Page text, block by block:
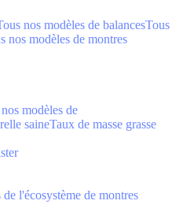
nos modèles de balancesTous
nos modèles de montres
modèles de
saineTaux de masse grasse
l'écosystème de montres